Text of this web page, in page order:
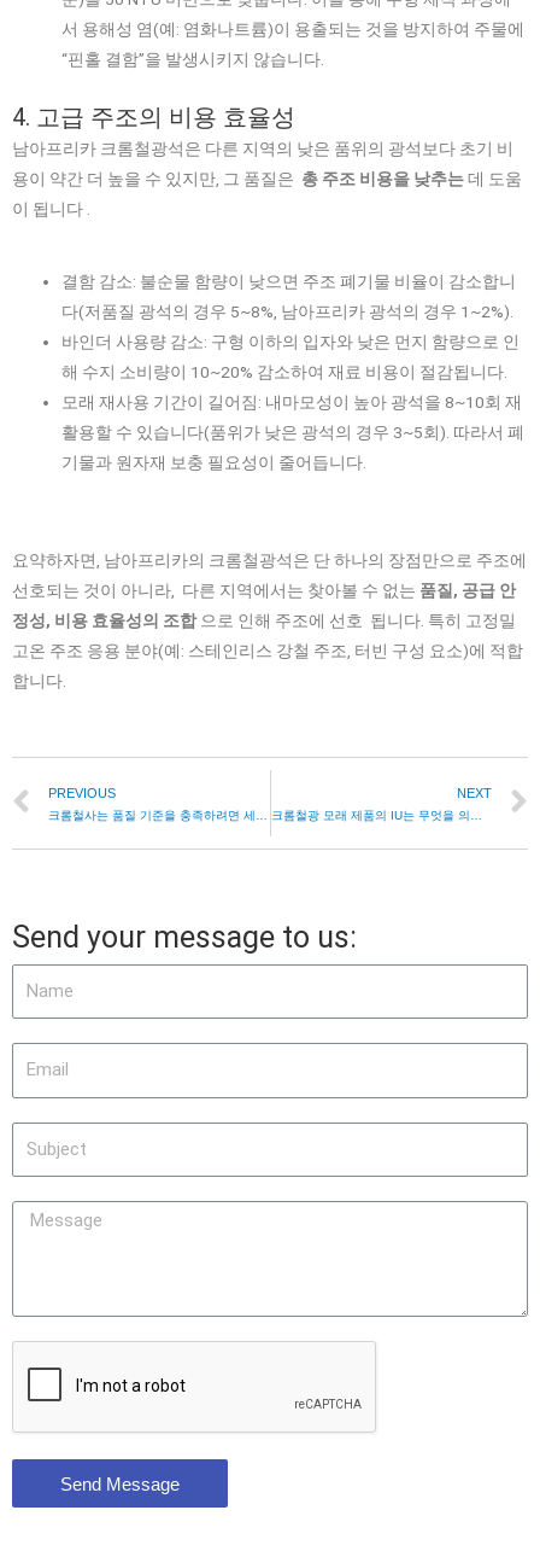
서 용해성 염(예: 염화나트륨)이 용출되는 것을 방지하여 주물에
“핀홀 결함”을 발생시키지 않습니다.
4. 고급 주조의 비용 효율성
남아프리카 크롬철광석은 다른 지역의 낮은 품위의 광석보다 초기 비
용이 약간 더 높을 수 있지만, 그 품질은 총 주조 비용을 낮추는데 도움
이 됩니다 .
결함 감소: 불순물 함량이 낮으면 주조 폐기물 비율이 감소합니
다(저품질 광석의 경우 5~8%, 남아프리카 광석의 경우 1~2%).
바인더 사용량 감소: 구형 이하의 입자와 낮은 먼지 함량으로 인
해 수지 소비량이 10~20% 감소하여 재료 비용이 절감됩니다.
모래 재사용 기간이 길어짐: 내마모성이 높아 광석을 8~10회 재
활용할 수 있습니다(품위가 낮은 광석의 경우 3~5회). 따라서 폐
기물과 원자재 보충 필요성이 줄어듭니다.
요약하자면, 남아프리카의 크롬철광석은 단 하나의 장점만으로 주조에
선호되는 것이 아니라, 다른 지역에서는 찾아볼 수 없는 품질, 공급 안
정성, 비용 효율성의 조합으로 인해 주조에 선호 됩니다. 특히 고정밀
고온 주조 응용 분야(예: 스테인리스 강철 주조, 터빈 구성 요소)에 적합
합니다.
PREVIOUS NEXT
Send your message to us:
Send Message